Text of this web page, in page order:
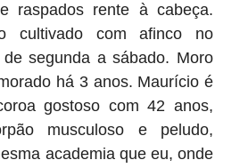
raspados rente à cabeça.
cultivado com afinco no
segunda a sábado. Moro
há 3 anos. Maurício é
gostoso com 42 anos,
musculoso e peludo,
academia que eu, onde